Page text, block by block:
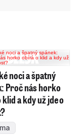
noci a špatný
Proč nás horko
a kdy už jde o